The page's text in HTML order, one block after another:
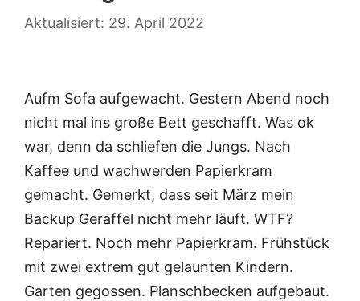
29. April 2022
Aufm Sofa aufgewacht. Gestern Abend noch
nicht mal ins große Bett geschafft. Was ok
war, denn da schliefen die Jungs. Nach
Kaffee und wachwerden Papierkram
gemacht. Gemerkt, dass seit März mein
Backup Geraffel nicht mehr läuft. WTF?
Repariert. Noch mehr Papierkram. Frühstück
mit zwei extrem gut gelaunten Kindern.
Garten gegossen. Planschbecken aufgebaut.